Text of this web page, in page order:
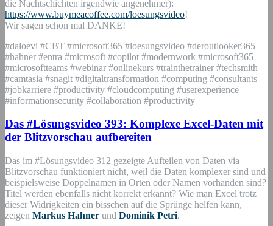
die Nachtschichten irgendwie angenehmer):
https://www.buymeacoffee.com/loesungsvideo!
Wir sagen schon mal DANKE!
#daloevi #CBT #microsoft365 #loesungsvideo #deroutlooker365
#hahner #entra #microsoft #copilot #modernwork #microsoft365
#microsoftteams #webinar #onlinekurs #trainthetrainer #techsmith
#camtasia #snagit #digitaltransformation #computing #consultants
#jobkarriere #productivity #cloudcomputing #userexperience
#informationsecurity #collaboration #productivity
Das #Lösungsvideo 393: Komplexe Excel-Daten mit
der Blitzvorschau aufbereiten
Das im #Lösungsvideo 312 gezeigte Aufteilen von Daten via
Blitzvorschau funktioniert nicht, weil die Daten komplexer sind und
beispielsweise Doppelnamen in Orten oder Namen vorhanden sind?
Titel werden ebenfalls nicht korrekt erkannt? Wie man Excel trotz
dieser Widrigkeiten ein bisschen auf die Sprünge helfen kann,
zeigen Markus Hahner und Dominik Petri.